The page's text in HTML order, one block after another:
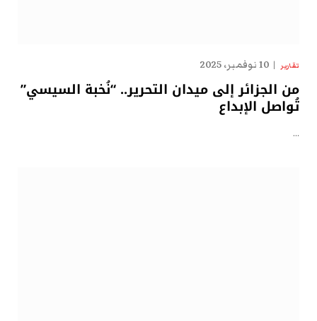
تقارير 10 نوفمبر، 2025
من الجزائر إلى ميدان التحرير.. “نُخبة السيسي”
تُواصل الإبداع
…